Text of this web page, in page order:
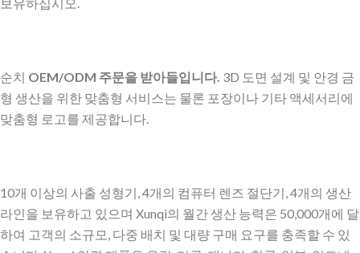
보유하십시오.
순치 OEM/ODM 주문을 받아들입니다. 3D 도면 설계 및 안경 금
형 생산을 위한 맞춤형 서비스는 물론 포장이나 기타 액세서리에
맞춤형 로고를 제공합니다.
10개 이상의 사출 성형기, 4개의 컴퓨터 렌즈 절단기, 4개의 생산
라인을 보유하고 있으며 Xunqi의 월간 생산 능력은 50,000개에 달
하여 고객의 소규모, 다중 배치 및 대량 구매 요구를 충족할 수 있